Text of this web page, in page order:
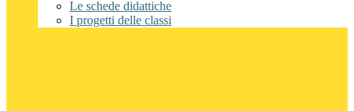
Le schede didattiche
I progetti delle classi